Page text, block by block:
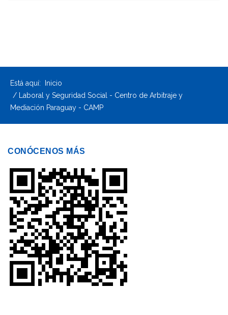
Está aquí:
Inicio
Laboral y Seguridad Social - Centro de Arbitraje y
Mediación Paraguay - CAMP
CONÓCENOS MÁS